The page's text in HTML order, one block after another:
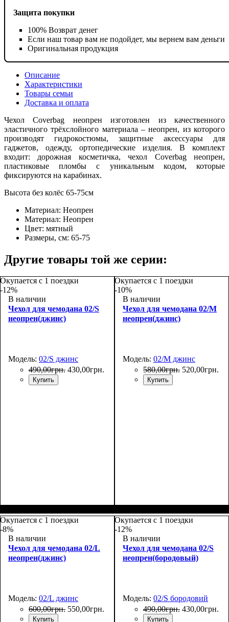
Защита покупки
100% Возврат денег
Если наш товар вам не подойдет, мы вернем вам деньги
Оригинальная продукция
Описание
Характеристики
Товары семьи
Доставка и оплата
Чехол Coverbag неопрен изготовлен из качественного
эластичного трёхслойного материала – неопрен, из которого
производят гидрокостюмы, защитные аксессуары для
гаджетов, одежду, ортопедические изделия. В комплект
входит: дорожная косметичка, чехол Coverbag неопрен,
пластиковые пломбы с уникальным кодом, которые
фиксируются на карабинах.
Высота без колёс 65-75см
Материал: Неопрен
Материал: Неопрен
Цвет: мятный
Размеры, см: 65-75
Другие товары той же серии:
Окупается с 1 поездки
-12%
В наличии
Чехол для чемодана 02/S
неопрен(джинс)
Модель: 02/S джинс
490,00грн. 430,00грн.
Купить
Окупается с 1 поездки
-10%
В наличии
Чехол для чемодана 02/M
неопрен(джинс)
Модель: 02/M джинс
580,00грн. 520,00грн.
Купить
Окупается с 1 поездки
-8%
В наличии
Чехол для чемодана 02/L
неопрен(джинс)
Модель: 02/L джинс
600,00грн. 550,00грн.
Купить
Окупается с 1 поездки
-12%
В наличии
Чехол для чемодана 02/S
неопрен(бородовый)
Модель: 02/S бородовий
490,00грн. 430,00грн.
Купить